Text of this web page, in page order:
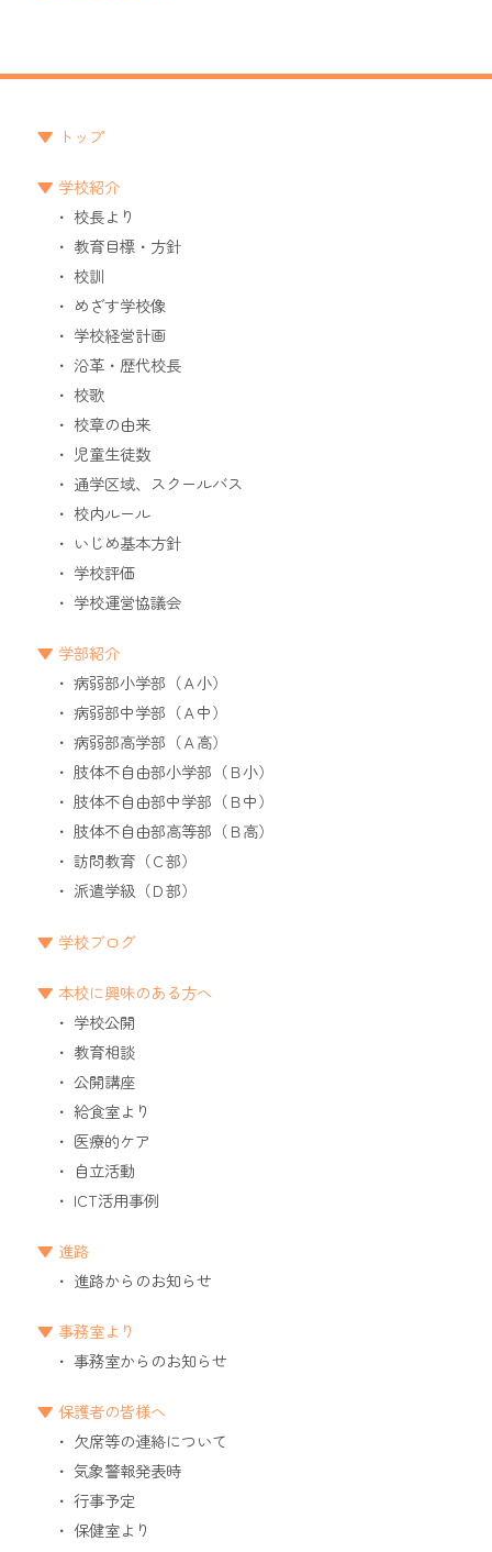
トップ
学校紹介
校長より
教育目標・方針
校訓
めざす学校像
学校経営計画
沿革・歴代校長
校歌
校章の由来
児童生徒数
通学区域、スクールバス
校内ルール
いじめ基本方針
学校評価
学校運営協議会
学部紹介
病弱部小学部（Ａ小）
病弱部中学部（Ａ中）
病弱部高学部（Ａ高）
肢体不自由部小学部（Ｂ小）
肢体不自由部中学部（Ｂ中）
肢体不自由部高等部（Ｂ高）
訪問教育（Ｃ部）
派遣学級（Ｄ部）
学校ブログ
本校に興味のある方へ
学校公開
教育相談
公開講座
給食室より
医療的ケア
自立活動
ICT活用事例
進路
進路からのお知らせ
事務室より
事務室からのお知らせ
保護者の皆様へ
欠席等の連絡について
気象警報発表時
行事予定
保健室より